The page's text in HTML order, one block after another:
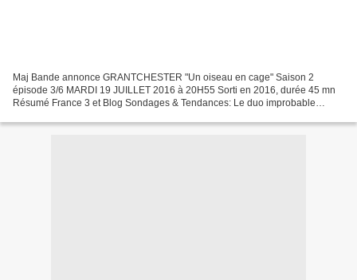
Maj Bande annonce GRANTCHESTER "Un oiseau en cage" Saison 2
épisode 3/6 MARDI 19 JUILLET 2016 à 20H55 Sorti en 2016, durée 45 mn
Résumé France 3 et Blog Sondages & Tendances: Le duo improbable